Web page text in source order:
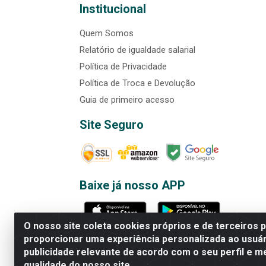
O nosso site coleta cookies próprios e de terceiros
proporcionar uma experiência personalizada ao
publicidade relevante de acordo com o seu perfil e
Institucional
Quem Somos
Relatório de igualdade salarial
Política de Privacidade
Política de Troca e Devolução
Guia de primeiro acesso
Site Seguro
Baixe já nosso APP
Rede Brasil - Avenida